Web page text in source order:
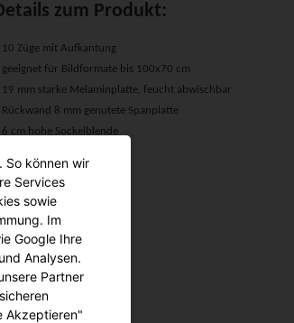
zum Produkt:
10 Züge mit Aufkantung
geeignet für Bildformate bis 100x70 cm
19 mm starke Melaminplatte, feucht abwischbar
Rückwand 8 mm genutete Spanplatte
6 cm hohe Sockelblende
Höhe: 90 cm
Breite/Tiefe: 111x81 cm
Mit Aufkantung
10 Züge
So können wir
Services
sowie
Im
Google Ihre
Analysen.
Partner
Akzeptieren"